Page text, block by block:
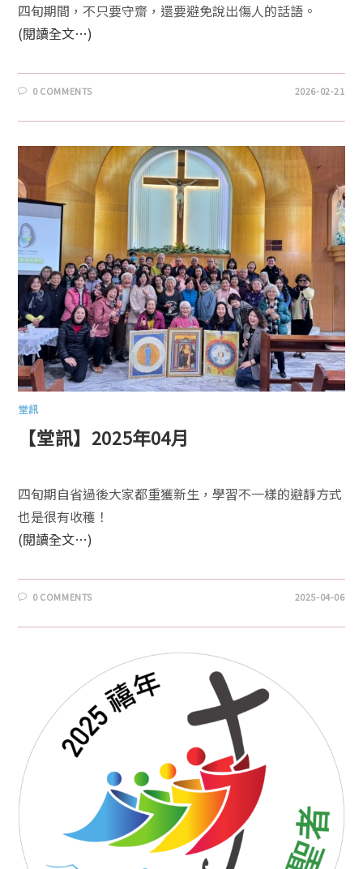
四旬期間，不只要守齋，還要避免說出傷人的話語。
(閱讀全文…)
0 COMMENTS 2026-02-21
堂訊
【堂訊】2025年04月
四旬期自省過後大家都重獲新生，學習不一樣的避靜方式
也是很有收穫！
(閱讀全文…)
0 COMMENTS 2025-04-06